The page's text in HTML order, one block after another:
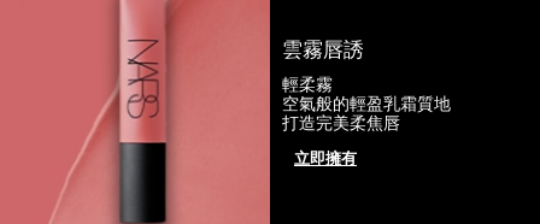
雲霧唇誘
輕柔霧
空氣般的輕盈乳霜質地
打造完美柔焦唇
立即擁有